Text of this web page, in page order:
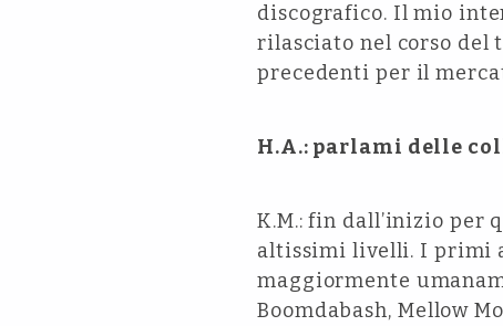
discografico. Il mio
rilasciato nel corso del
precedenti per il
H.A.: parlami delle
K.M.: fin dall’inizio per
altissimi livelli. I primi
maggiormente
Boomdabash, Mellow